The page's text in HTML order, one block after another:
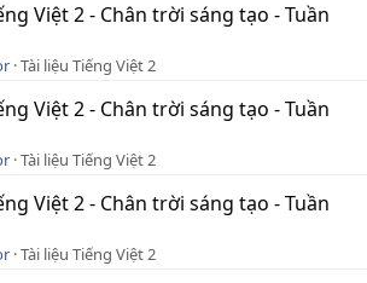
Việt 2 - Chân trời sáng tạo - Tuần
Tài liệu Tiếng Việt 2
Việt 2 - Chân trời sáng tạo - Tuần
Tài liệu Tiếng Việt 2
Việt 2 - Chân trời sáng tạo - Tuần
Tài liệu Tiếng Việt 2